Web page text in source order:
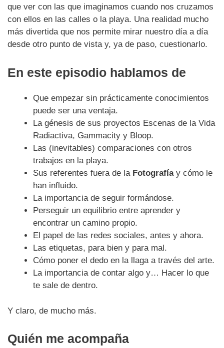
que ver con las que imaginamos cuando nos cruzamos
con ellos en las calles o la playa. Una realidad mucho
más divertida que nos permite mirar nuestro día a día
desde otro punto de vista y, ya de paso, cuestionarlo.
En este episodio hablamos de
Que empezar sin prácticamente conocimientos
puede ser una ventaja.
La génesis de sus proyectos Escenas de la Vida
Radiactiva, Gammacity y Bloop.
Las (inevitables) comparaciones con otros
trabajos en la playa.
Sus referentes fuera de la Fotografíay cómo le
han influido.
La importancia de seguir formándose.
Perseguir un equilibrio entre aprender y
encontrar un camino propio.
El papel de las redes sociales, antes y ahora.
Las etiquetas, para bien y para mal.
Cómo poner el dedo en la llaga a través del arte.
La importancia de contar algo y… Hacer lo que
te sale de dentro.
Y claro, de mucho más.
Quién me acompaña